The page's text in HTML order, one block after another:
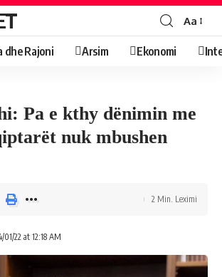
Aa
dhe Rajoni Arsim Ekonomi
Pa e kthy dënimin me
nuk mbushen
22 at 12:18 AM
2 Min. Leximi